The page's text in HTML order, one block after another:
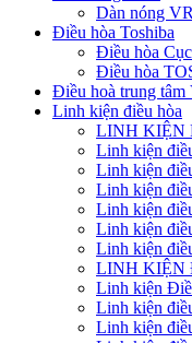
Dàn nóng
Điều hòa Toshiba
Điều hòa
Điều hòa
Điều hoà trung tâm
Linh kiện điều hòa
LINH KIỆN
Linh kiện
Linh kiện
Linh kiện
Linh kiện
Linh kiện
Linh kiện
LINH KIỆN
Linh kiện
Linh kiện
Linh kiện